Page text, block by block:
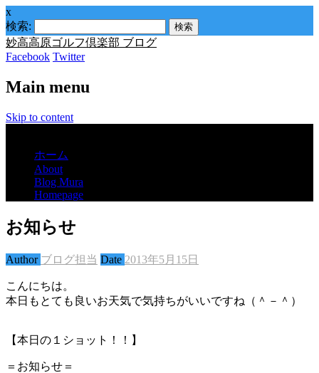
x
検索:
妙高高原ゴルフ倶楽部 ブログ
Facebook Twitter
Main menu
Skip to content
ホーム
About
Blog Mura
Homepage
お知らせ
Author ブログ担当 Date 2013年5月15日
こんにちは。
本日もとても良いお天気で気持ちがいいですね（＾－＾）
【本日の１ショット！！】
＝お知らせ＝